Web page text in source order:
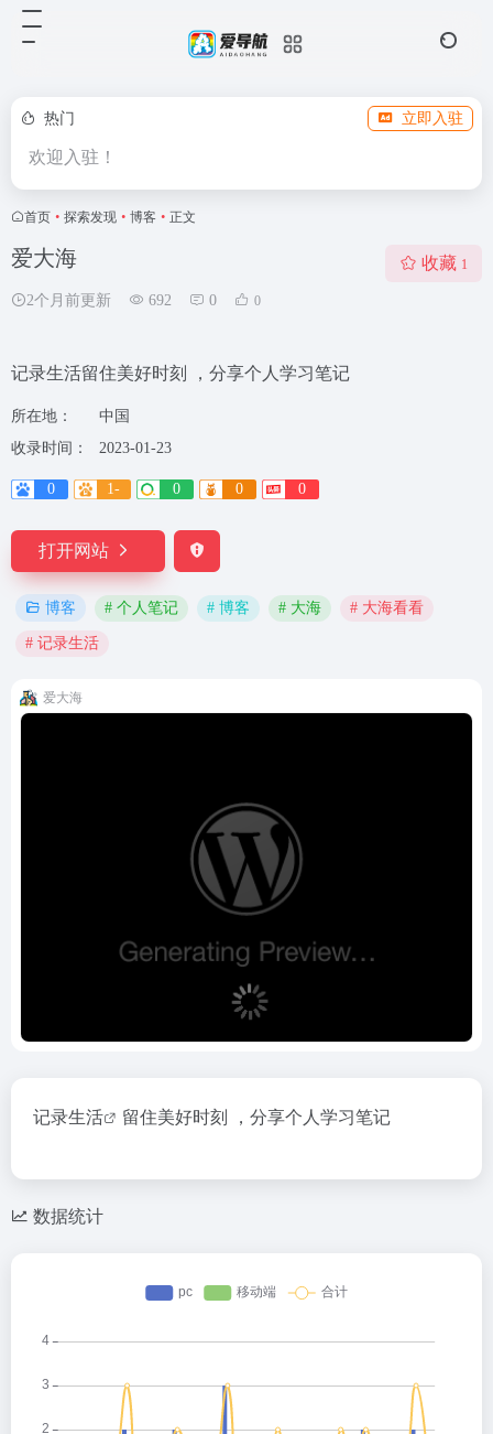
热门 立即入驻
欢迎入驻！
首页 • 探索发现 • 博客 • 正文
爱大海
2个月前更新 692 0 0
收藏 1
记录生活留住美好时刻 ，分享个人学习笔记
所在地：
中国
收录时间：
2023-01-23
0 1- 0 0 0
打开网站
博客 # 个人笔记 # 博客 # 大海 # 大海看看
# 记录生活
爱大海
记录生活 留住美好时刻 ，分享个人学习笔记
数据统计